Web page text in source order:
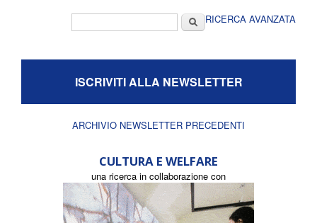
CercaRICERCA AVANZATA
ISCRIVITI ALLA NEWSLETTER
ARCHIVIO NEWSLETTER PRECEDENTI
CULTURA E WELFARE
una ricerca in collaborazione con